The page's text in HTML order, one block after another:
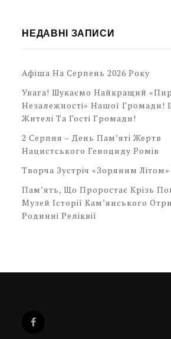
НЕДАВНІ ЗАПИСИ
Афіша На Серпень 2026 Року
Увага! Шукаємо Найкращий
Незалежності» Нашої Громади!
Жителі Та Гості Громади!
2 Серпня – День Пам’яті Жертв
Нацистського Геноциду Ромів
Творча Зустріч «Зоряним
Пам’ять, Що Проростає Крізь
Музей Історії Кам’янського
Родинні Реліквії